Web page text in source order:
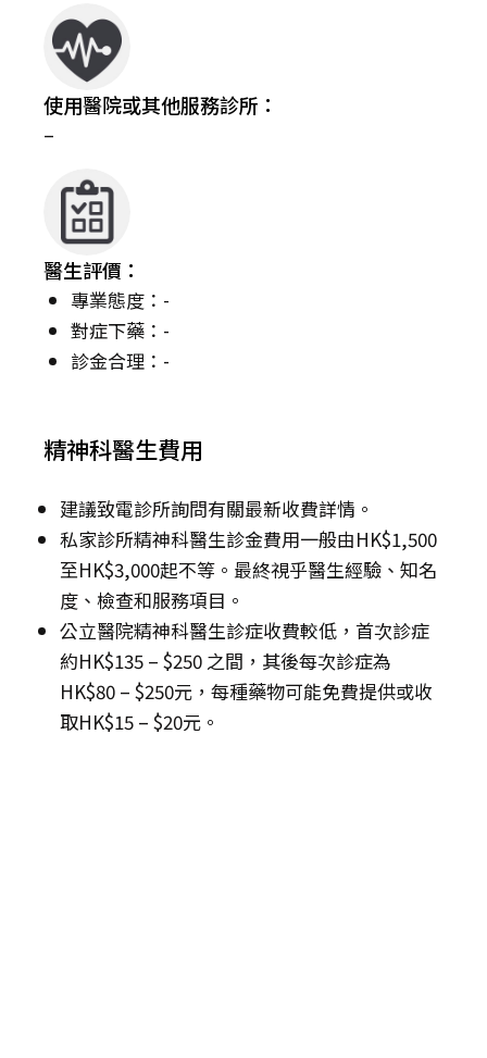
使用醫院或其他服務診所：
–
醫生評價：
專業態度：-
對症下藥：-
診金合理：-
精神科醫生費用
建議致電診所詢問有關最新收費詳情。
私家診所精神科醫生診金費用一般由HK$1,500
至HK$3,000起不等。最終視乎醫生經驗、知名
度、檢查和服務項目。
公立醫院精神科醫生診症收費較低，首次診症
約HK$135 – $250 之間，其後每次診症為
HK$80 – $250元，每種藥物可能免費提供或收
取HK$15 – $20元。